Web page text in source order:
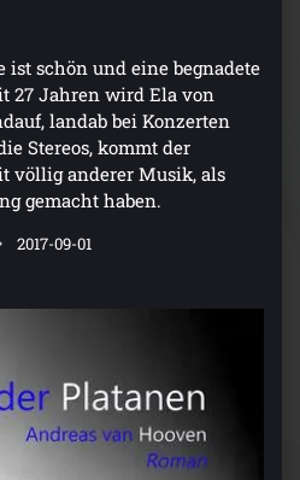
ist schön und eine begnadete
27 Jahren wird Ela von
landab bei Konzerten
Stereos, kommt der
völlig anderer Musik, als
gemacht haben.
2017-09-01